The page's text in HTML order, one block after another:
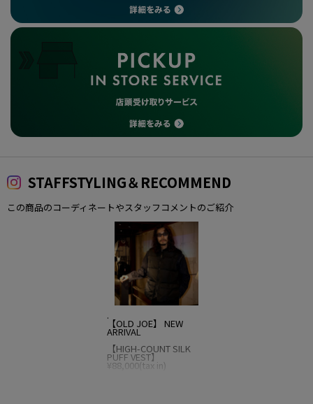
STAFFSTYLING＆RECOMMEND
この商品のコーディネートやスタッフコメントのご紹介
.
【OLD JOE】 NEW
ARRIVAL
【HIGH-COUNT SILK
PUFF VEST】
¥88,000(tax in)